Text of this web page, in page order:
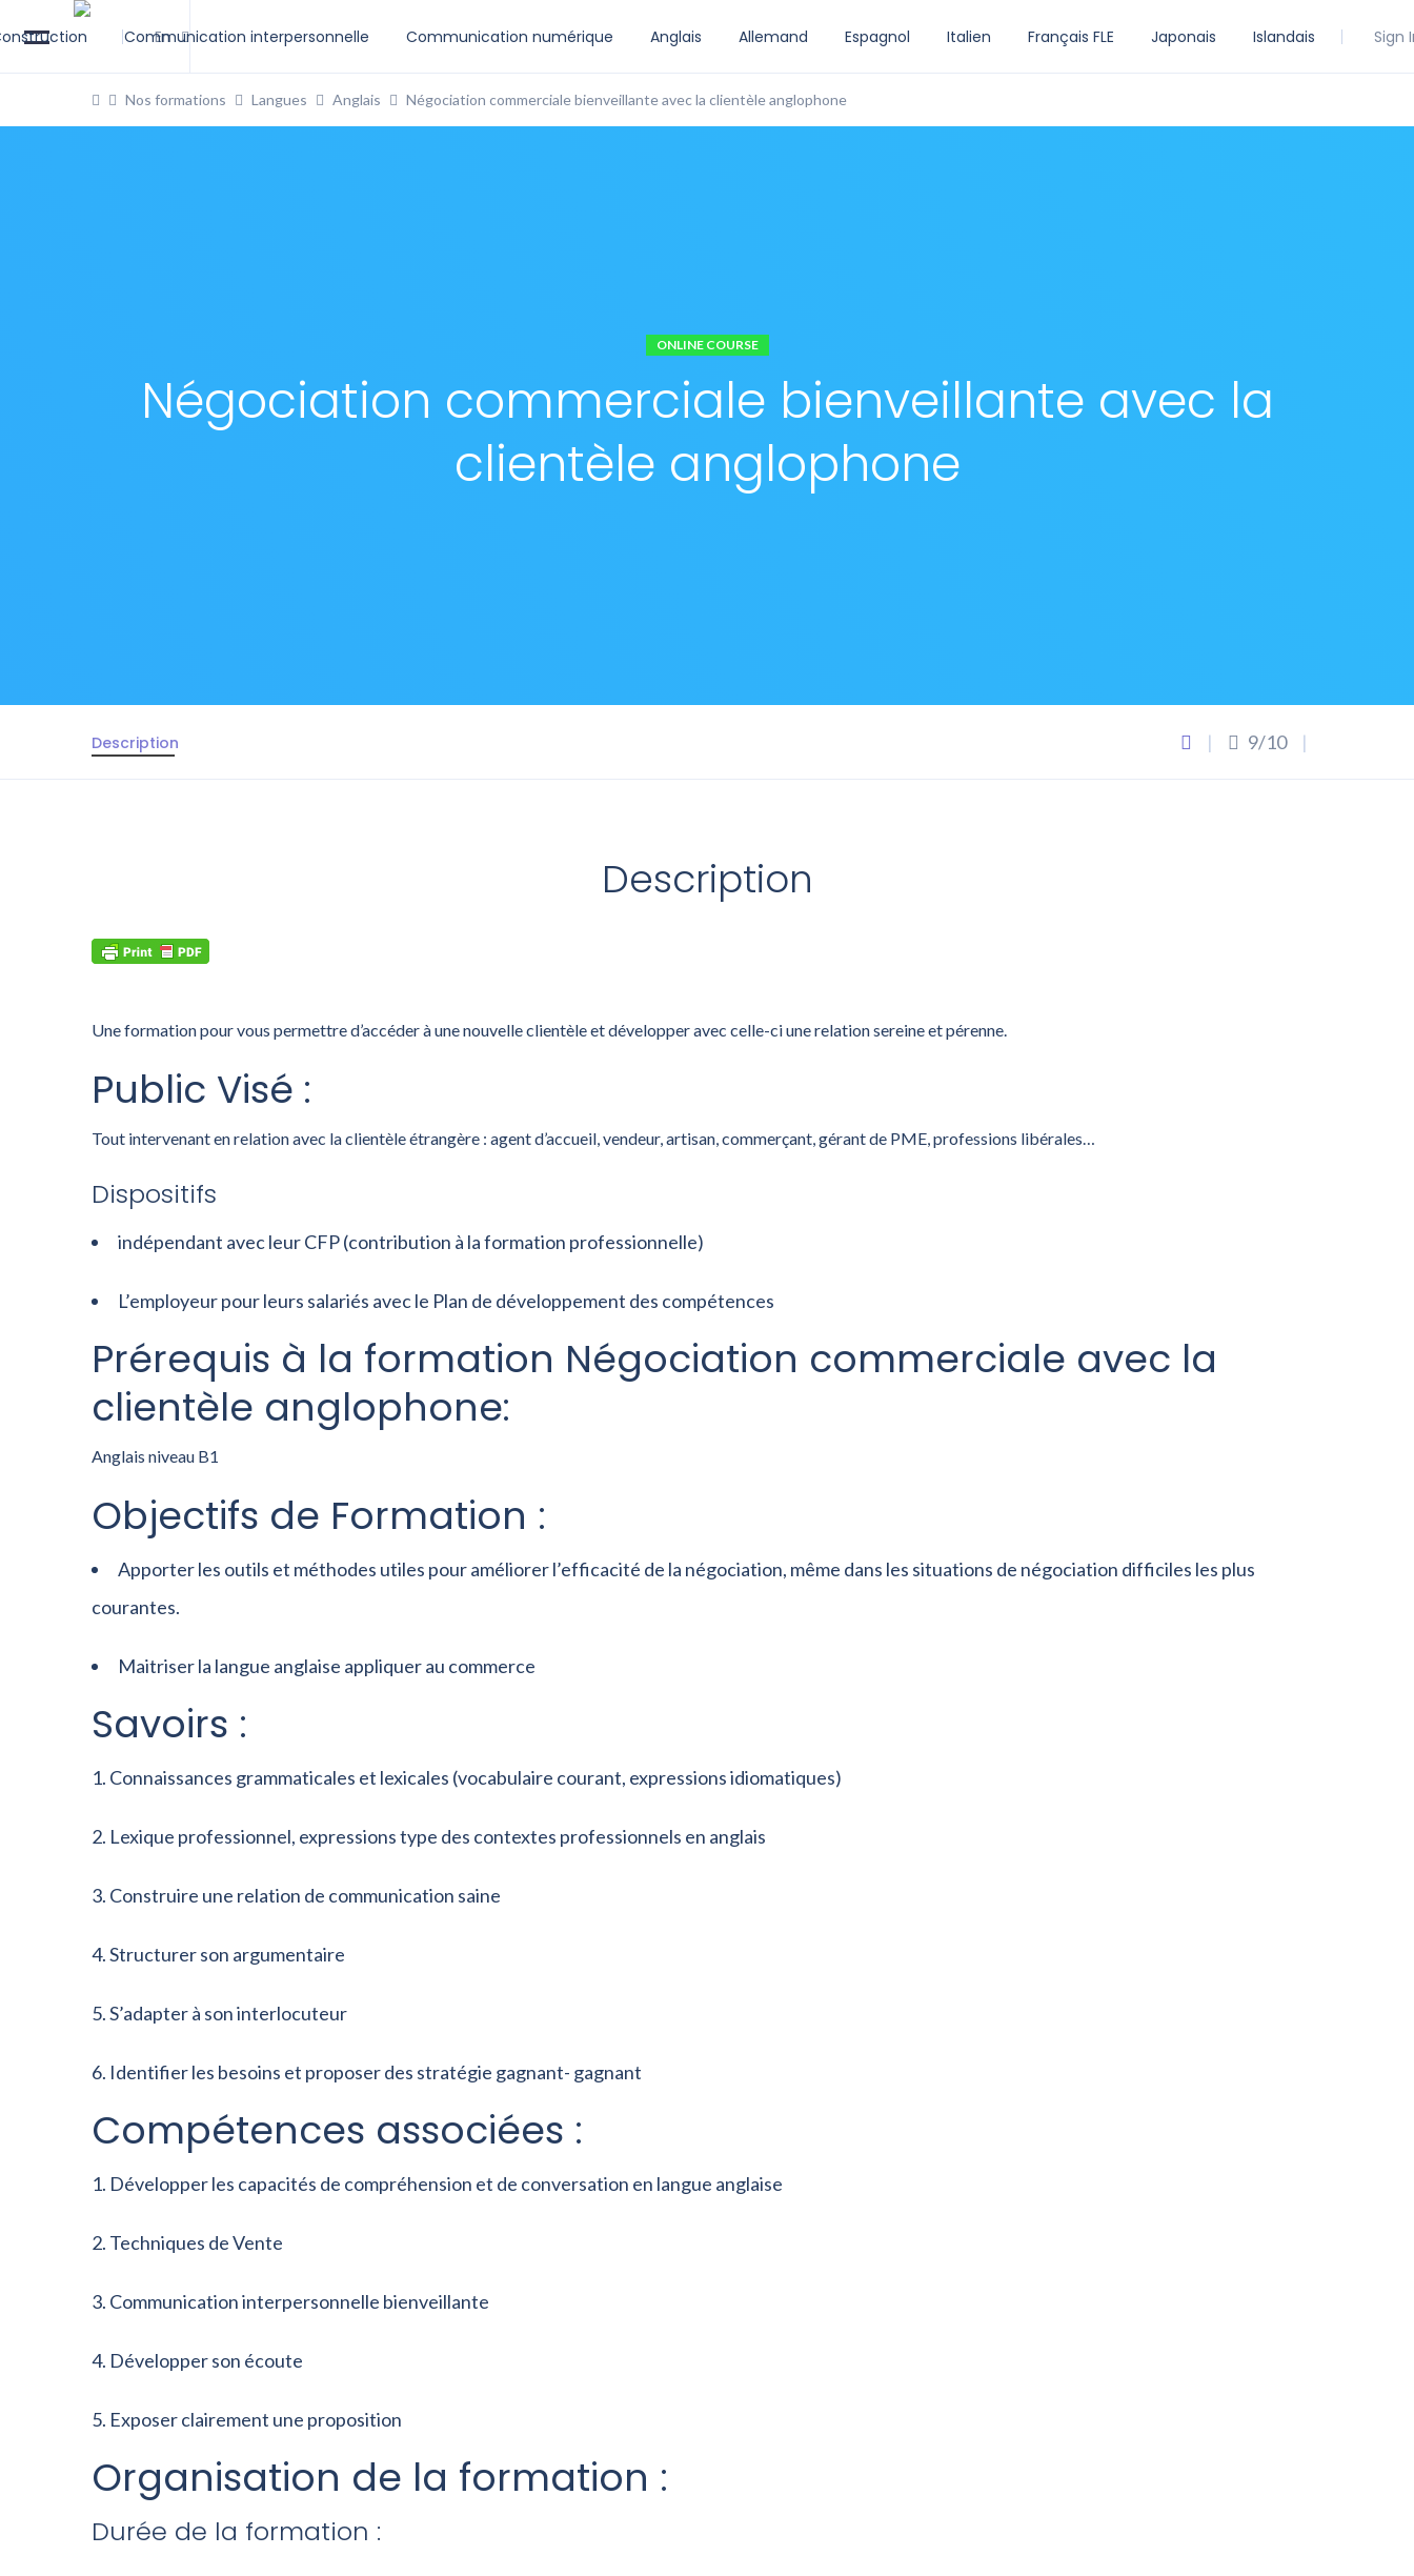
En
Communication interpersonnelle Communication numérique Anglais Allemand Espagnol Italien Français FLE Japonais Islandais Sign
Nos formations Langues Anglais Négociation commerciale bienveillante avec la clientèle anglophone
ONLINE COURSE
Négociation commerciale bienveillante avec la
clientèle anglophone
Description | 9/10 |
Description
Une formation pour vous permettre d’accéder à une nouvelle clientèle et développer avec celle-ci une relation sereine et pérenne.
Public Visé :
Tout intervenant en relation avec la clientèle étrangère : agent d’accueil, vendeur, artisan, commerçant, gérant de PME, professions libérales…
Dispositifs
indépendant avec leur CFP (contribution à la formation professionnelle)
L’employeur pour leurs salariés avec le Plan de développement des compétences
Prérequis à la formation Négociation commerciale avec la
clientèle anglophone:
Anglais niveau B1
Objectifs de Formation :
Apporter les outils et méthodes utiles pour améliorer l’efficacité de la négociation, même dans les situations de négociation difficiles les plus
courantes.
Maitriser la langue anglaise appliquer au commerce
Savoirs :
Connaissances grammaticales et lexicales (vocabulaire courant, expressions idiomatiques)
Lexique professionnel, expressions type des contextes professionnels en anglais
Construire une relation de communication saine
Structurer son argumentaire
S’adapter à son interlocuteur
Identifier les besoins et proposer des stratégie gagnant- gagnant
Compétences associées :
Développer les capacités de compréhension et de conversation en langue anglaise
Techniques de Vente
Communication interpersonnelle bienveillante
Développer son écoute
Exposer clairement une proposition
Organisation de la formation :
Durée de la formation :